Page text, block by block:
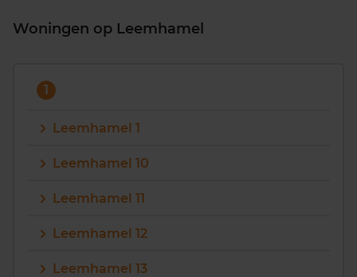
Woningen op Leemhamel
1
Leemhamel 1
Leemhamel 10
Leemhamel 11
Leemhamel 12
Leemhamel 13